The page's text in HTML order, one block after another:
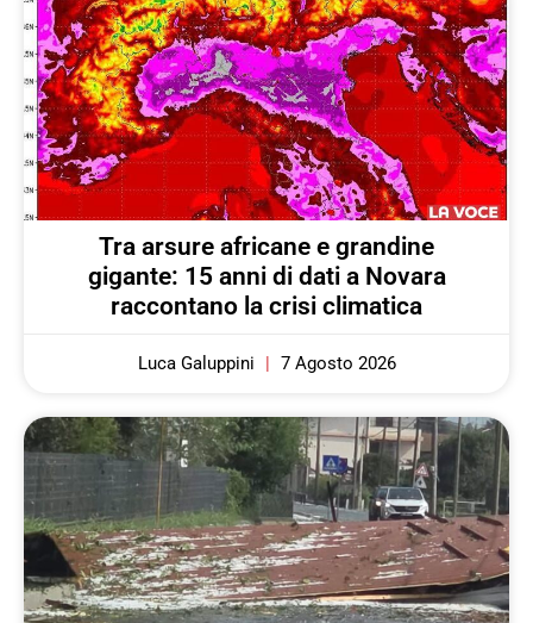
Tra arsure africane e grandine
gigante: 15 anni di dati a Novara
raccontano la crisi climatica
Luca Galuppini 7 Agosto 2026